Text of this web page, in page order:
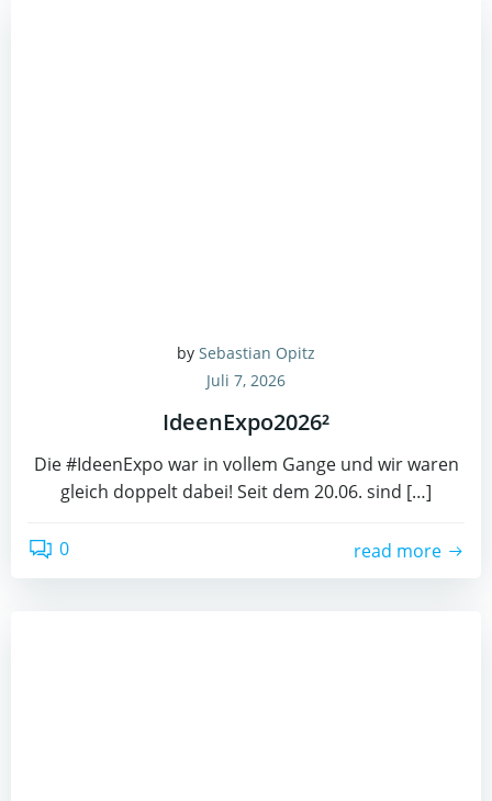
by Sebastian Opitz
Juli 7, 2026
IdeenExpo2026²
Die #IdeenExpo war in vollem Gange und wir waren
gleich doppelt dabei! Seit dem 20.06. sind […]
0 read more